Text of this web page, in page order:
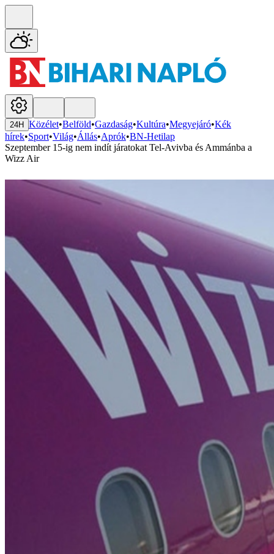
24H Közélet•Belföld•Gazdaság•Kultúra•Megyejáró•Kék
hírek•Sport•Világ•Állás•Aprók•BN-Hetilap
Szeptember 15-ig nem indít járatokat Tel-Avivba és Ammánba a
Wizz Air